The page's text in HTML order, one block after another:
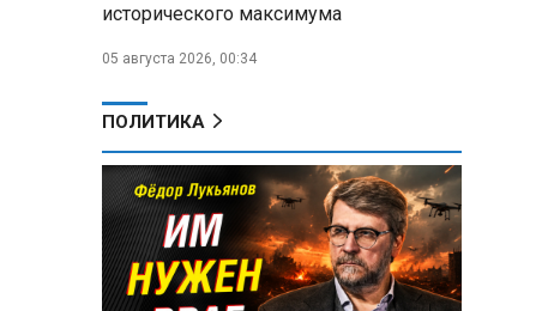
исторического максимума
05 августа 2026, 00:34
ПОЛИТИКА